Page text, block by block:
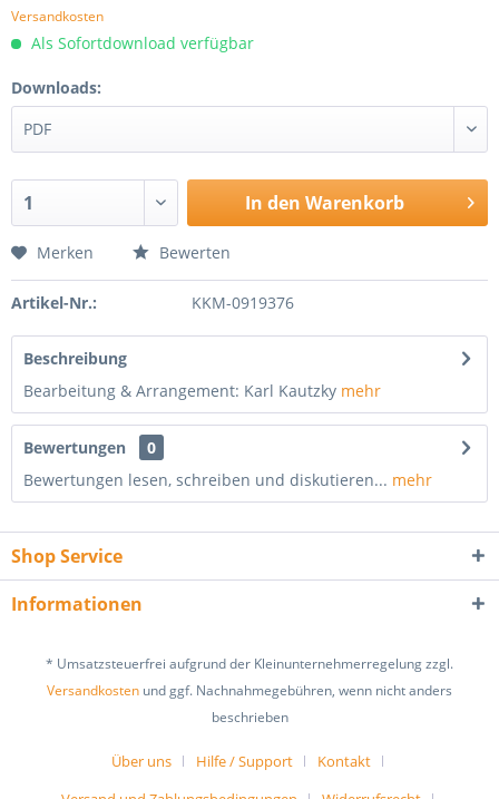
Versandkosten
Als Sofortdownload verfügbar
Downloads:
In den Warenkorb
Merken Bewerten
Artikel-Nr.: KKM-0919376
Beschreibung
Bearbeitung & Arrangement: Karl Kautzky mehr
Bewertungen
0
Bewertungen lesen, schreiben und diskutieren... mehr
Shop Service
Informationen
* Umsatzsteuerfrei aufgrund der Kleinunternehmerregelung zzgl.
Versandkosten und ggf. Nachnahmegebühren, wenn nicht anders
beschrieben
Über uns Hilfe / Support
Kontakt